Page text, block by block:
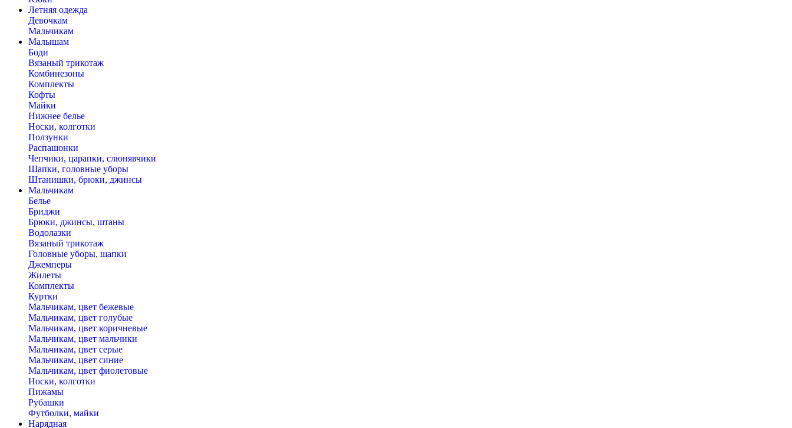
Летняя одежда
Девочкам
Мальчикам
Малышам
Боди
Вязаный трикотаж
Комбинезоны
Комплекты
Кофты
Майки
Нижнее белье
Носки, колготки
Ползунки
Распашонки
Чепчики, царапки, слюнявчики
Шапки, головные уборы
Штанишки, брюки, джинсы
Мальчикам
Белье
Бриджи
Брюки, джинсы, штаны
Водолазки
Вязаный трикотаж
Головные уборы, шапки
Джемперы
Жилеты
Комплекты
Куртки
Мальчикам, цвет бежевые
Мальчикам, цвет голубые
Мальчикам, цвет коричневые
Мальчикам, цвет мальчики
Мальчикам, цвет серые
Мальчикам, цвет синие
Мальчикам, цвет фиолетовые
Носки, колготки
Пижамы
Рубашки
Футболки, майки
Нарядная